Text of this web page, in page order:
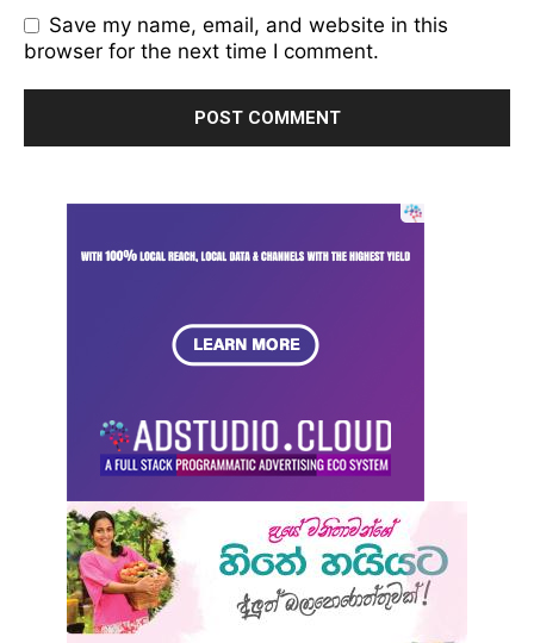
Save my name, email, and website in this
browser for the next time I comment.